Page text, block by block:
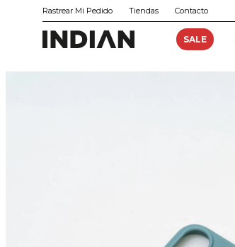
SALE
Rastrear Mi Pedido Tiendas Contacto